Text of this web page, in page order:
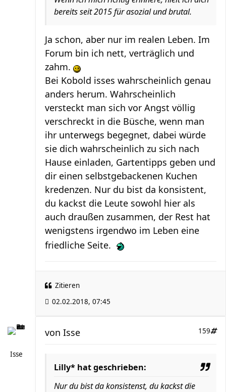
bereits seit 2015 für asozial und brutal.
Ja schon, aber nur im realen Leben. Im
Forum bin ich nett, verträglich und
zahm.
Bei Kobold isses wahrscheinlich genau
anders herum. Wahrscheinlich
versteckt man sich vor Angst völlig
verschreckt in die Büsche, wenn man
ihr unterwegs begegnet, dabei würde
sie dich wahrscheinlich zu sich nach
Hause einladen, Gartentipps geben und
dir einen selbstgebackenen Kuchen
kredenzen. Nur du bist da konsistent,
du kackst die Leute sowohl hier als
auch draußen zusammen, der Rest hat
wenigstens irgendwo im Leben eine
friedliche Seite.
Zitieren
02.02.2018, 07:45
Isse
159
von Isse
Lilly* hat geschrieben:
Nur du bist da konsistenst, du kackst die